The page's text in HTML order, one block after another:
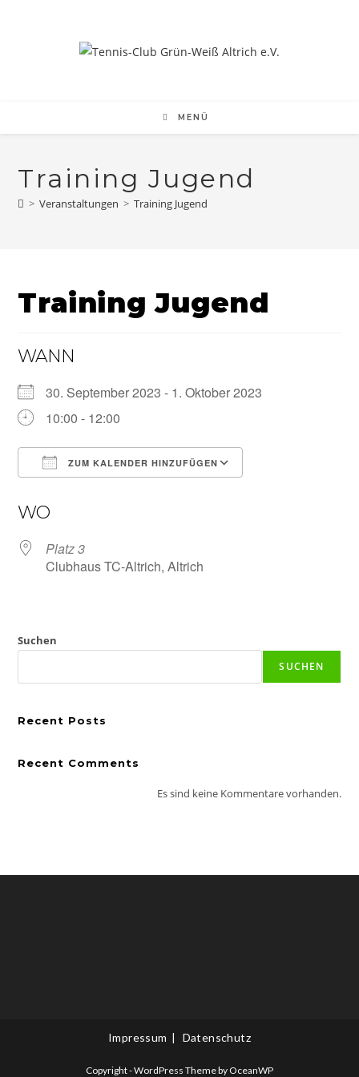
MENÜ
Training Jugend
> Veranstaltungen > Training Jugend
Training Jugend
WANN
30. September 2023 - 1. Oktober 2023
10:00 - 12:00
ZUM KALENDER HINZUFÜGEN
WO
Platz 3
Clubhaus TC-Altrich, Altrich
Suchen
SUCHEN
Recent Posts
Recent Comments
Es sind keine Kommentare vorhanden.
Impressum Datenschutz
Copyright - WordPress Theme by OceanWP